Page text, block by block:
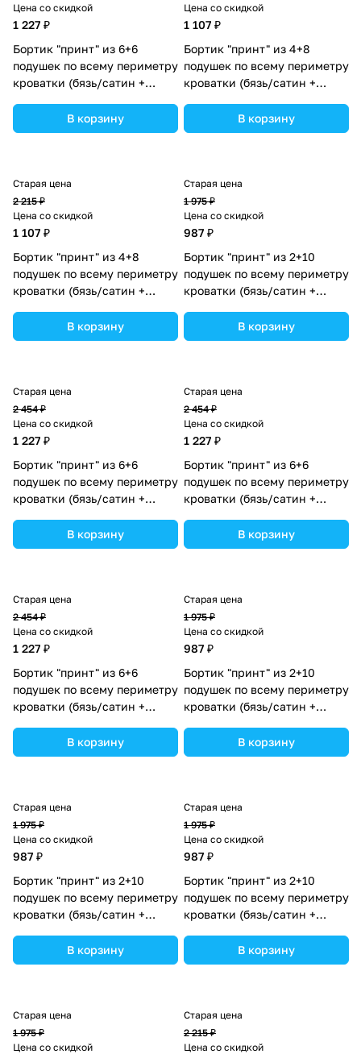
Цена со скидкой
1 227 ₽
Бортик "принт" из 6+6
подушек по всему периметру
кроватки (бязь/сатин +
цвета в ассортименте.
В корзину
Цена со скидкой
1 107 ₽
Бортик "принт" из 4+8
подушек по всему периметру
кроватки (бязь/сатин +
цвета в ассортименте.
В корзину
Старая цена
2 215 ₽
Цена со скидкой
1 107 ₽
Бортик "принт" из 4+8
подушек по всему периметру
кроватки (бязь/сатин +
цвета в ассортименте.
В корзину
Старая цена
1 975 ₽
Цена со скидкой
987 ₽
Бортик "принт" из 2+10
подушек по всему периметру
кроватки (бязь/сатин +
цвета в ассортименте.
В корзину
Старая цена
2 454 ₽
Цена со скидкой
1 227 ₽
Бортик "принт" из 6+6
подушек по всему периметру
кроватки (бязь/сатин +
цвета в ассортименте.
В корзину
Старая цена
2 454 ₽
Цена со скидкой
1 227 ₽
Бортик "принт" из 6+6
подушек по всему периметру
кроватки (бязь/сатин +
цвета в ассортименте.
В корзину
Старая цена
2 454 ₽
Цена со скидкой
1 227 ₽
Бортик "принт" из 6+6
подушек по всему периметру
кроватки (бязь/сатин +
цвета в ассортименте.
В корзину
Старая цена
1 975 ₽
Цена со скидкой
987 ₽
Бортик "принт" из 2+10
подушек по всему периметру
кроватки (бязь/сатин +
цвета в ассортименте.
В корзину
Старая цена
1 975 ₽
Цена со скидкой
987 ₽
Бортик "принт" из 2+10
подушек по всему периметру
кроватки (бязь/сатин +
цвета в ассортименте.
В корзину
Старая цена
1 975 ₽
Цена со скидкой
987 ₽
Бортик "принт" из 2+10
подушек по всему периметру
кроватки (бязь/сатин +
цвета в ассортименте.
В корзину
Старая цена
1 975 ₽
Цена со скидкой
Старая цена
2 215 ₽
Цена со скидкой